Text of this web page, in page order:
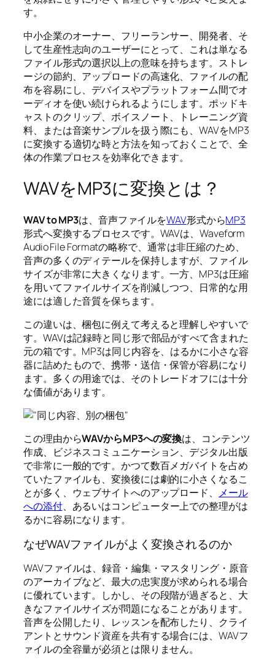
す。
中小企業のオーナー、フリーランサー、開発者、そ
して生産性志向のユーザーにとって、これは単なる
ファイル形式の選択以上の意味を持ちます。ストレ
ージの節約、アップロードの高速化、ファイルの配
布を容易にし、デバイスやプラットフォーム間でオ
ーディオを使い続けられるようにします。ポッドキ
ャストのクリップ、ボイスノート、トレーニング資
料、または音楽サンプルを扱う際にも、WAVをMP3
に変換する適切な時と方法を知っておくことで、全
体の作業プロセスを効率化できます。
WAVをMP3に変換とは？
WAV to MP3は、音声ファイルをWAV形式からMP3
形式へ変換するプロセスです。WAVは、Waveform
Audio File Formatの略称で、通常は非圧縮のため、
音声の多くのディテールを保持しますが、ファイル
サイズが非常に大きくなります。一方、MP3は圧縮
を用いてファイルサイズを削減しつつ、日常的な用
途には適した音質を保ちます。
この違いは、梱包に例えて考えると理解しやすいで
す。WAVは記録時と同じ形で部品がすべて含まれた
元の箱です。MP3は同じ内容を、はるかに小さな容
器に詰めたもので、携帯・送信・保管が容易になり
ます。多くの用途では、そのトレードオフには十分
な価値があります。
この理由からWAVからMP3への変換は、コンテンツ
作成、ビジネスコミュニケーション、デジタル出版
で非常に一般的です。かつて数百メガバイトを占め
ていたファイルも、変換後には劇的に小さくなるこ
とが多く、ウェブサイトへのアップロード、 メール
への添付、あるいはコンピューター上での整理がは
るかに容易になります。
なぜWAVファイルがよく変換されるのか
WAVファイルは、録音・編集・マスタリング・原音
のアーカイブなど、最大の忠実度が求められる場合
に優れています。しかし、その段階が過ぎると、大
きなファイルサイズが問題になることがあります。
音声を公開したり、レッスンを配布したり、クライ
アントとサウンド資産を共有する場合には、WAVフ
ァイルの全容量が必須とは限りません。